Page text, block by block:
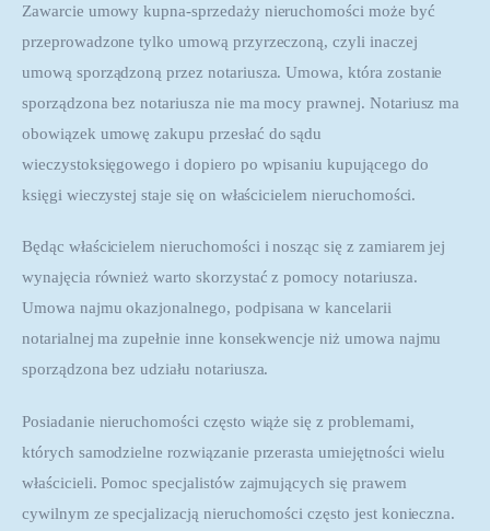
Zawarcie umowy kupna-sprzedaży nieruchomości może być
przeprowadzone tylko umową przyrzeczoną, czyli inaczej
umową sporządzoną przez notariusza. Umowa, która zostanie
sporządzona bez notariusza nie ma mocy prawnej. Notariusz ma
obowiązek umowę zakupu przesłać do sądu
wieczystoksięgowego i dopiero po wpisaniu kupującego do
księgi wieczystej staje się on właścicielem nieruchomości.
Będąc właścicielem nieruchomości i nosząc się z zamiarem jej
wynajęcia również warto skorzystać z pomocy notariusza.
Umowa najmu okazjonalnego, podpisana w kancelarii
notarialnej ma zupełnie inne konsekwencje niż umowa najmu
sporządzona bez udziału notariusza.
Posiadanie nieruchomości często wiąże się z problemami,
których samodzielne rozwiązanie przerasta umiejętności wielu
właścicieli. Pomoc specjalistów zajmujących się prawem
cywilnym ze specjalizacją nieruchomości często jest konieczna.